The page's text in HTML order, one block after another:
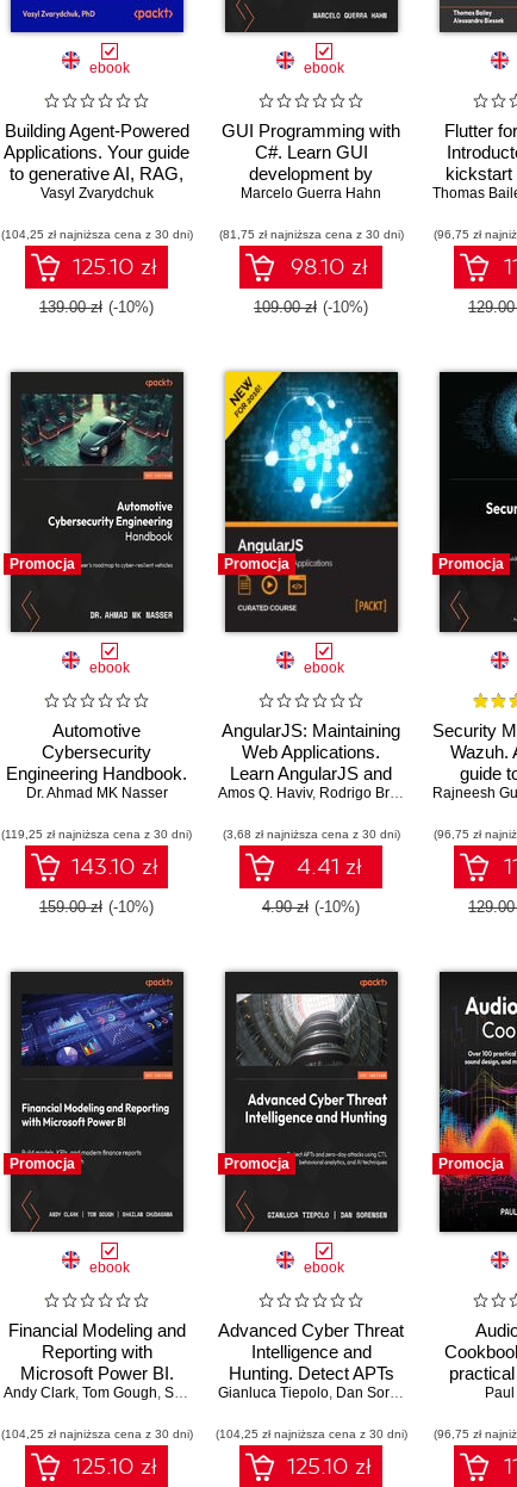
ebook
Building Agent-Powered
Applications. Your guide
to generative AI, RAG,
fine-tuning, and
production use
Vasyl Zvarydchuk
(104,25 zł najniższa cena z 30 dni)
125.10 zł
139.00 zł (-10%)
ebook
GUI Programming with
C#. Learn GUI
development by
building beginner-
Blazor, MAUI, and
WinUI 3
Marcelo Guerra Hahn
(81,75 zł najniższa cena z 30 dni)
98.10 zł
109.00 zł (-10%)
Flutter
kickstart
platform
Dart -
Thomas
(96,75 zł
129.00
, Jeff Yost, Ram Prasad Bojanki,Dr. André Weimerskirch
Promocja
ebook
Automotive
Cybersecurity
Engineering Handbook.
The automotive
cyber-resilient vehicles
Dr. Ahmad MK Nasser
(119,25 zł najniższa cena z 30 dni)
143.10 zł
159.00 zł (-10%)
Promocja
ebook
AngularJS: Maintaining
Web Applications.
Learn AngularJS and
full-stack web
Amos Q. Haviv, Rodrigo Branas Matthew
(3,68 zł najniższa cena z 30 dni)
4.41 zł
4.90 zł (-10%)
Promocja
Security
Wazuh.
guide
cases
Rajneesh
(96,75 zł
129.00
Promocja
ebook
Financial Modeling and
Reporting with
Microsoft Power BI.
Build models, KPIs, and
in Power BI from
scratch
Andy Clark, Tom Gough, Shailan Chudasama ,Marissa Thomas
(104,25 zł najniższa cena z 30 dni)
125.10 zł
Promocja
ebook
Advanced Cyber Threat
Intelligence and
Hunting. Detect APTs
and zero-day attacks
analytics, and AI
techniques
Gianluca Tiepolo, Dan Sorensen
(104,25 zł najniższa cena z 30 dni)
125.10 zł
Promocja
audio
(96,75 zł